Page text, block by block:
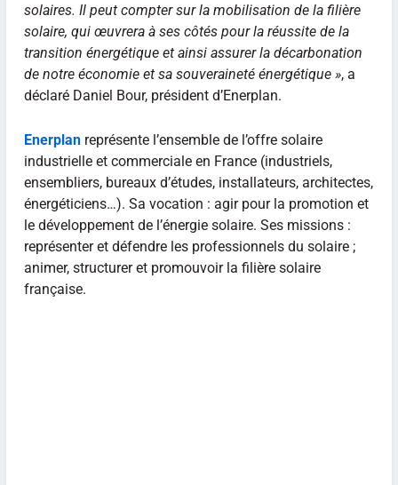
solaires. Il peut compter sur la mobilisation de la filière
solaire, qui œuvrera à ses côtés pour la réussite de la
transition énergétique et ainsi assurer la décarbonation
de notre économie et sa souveraineté énergétique », a
déclaré Daniel Bour, président d’Enerplan.
Enerplan représente l’ensemble de l’offre solaire
industrielle et commerciale en France (industriels,
ensembliers, bureaux d’études, installateurs, architectes,
énergéticiens…). Sa vocation : agir pour la promotion et
le développement de l’énergie solaire. Ses missions :
représenter et défendre les professionnels du solaire ;
animer, structurer et promouvoir la filière solaire
française.